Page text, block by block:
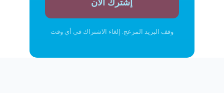
وقف البريد المزعج. إلغاء الاشتراك في أي وقت